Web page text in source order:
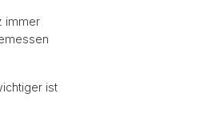
immer
ist